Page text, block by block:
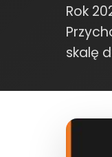
Rok
skalę